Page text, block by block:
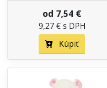
od 7,54 €
9,27 € s DPH
Kúpiť